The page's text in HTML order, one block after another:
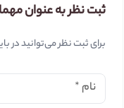
ثبت نظر به عنوان
برای ثبت نظر می‌توانید در
نام *